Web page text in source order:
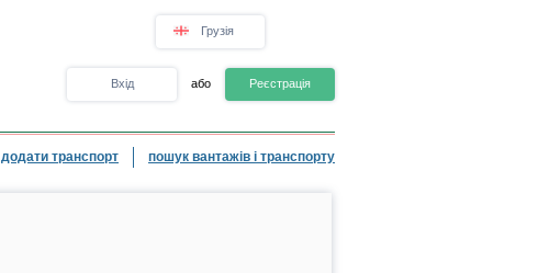
Грузія
Вхід або Реєстрація
додати транспорт пошук вантажів і транспорту